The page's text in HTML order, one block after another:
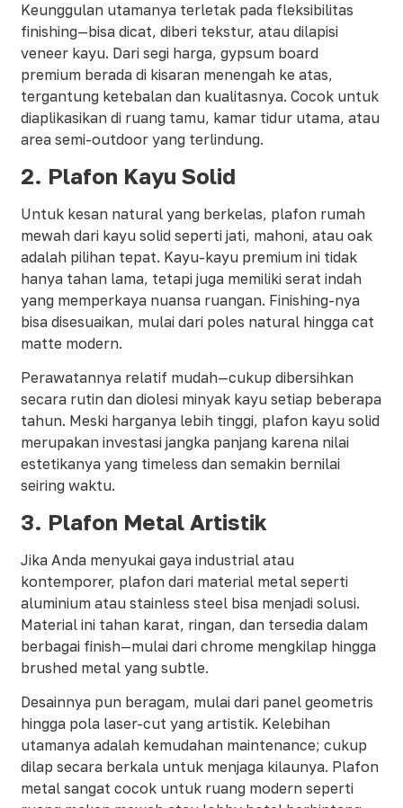
Keunggulan utamanya terletak pada fleksibilitas
finishing—bisa dicat, diberi tekstur, atau dilapisi
veneer kayu. Dari segi harga, gypsum board
premium berada di kisaran menengah ke atas,
tergantung ketebalan dan kualitasnya. Cocok untuk
diaplikasikan di ruang tamu, kamar tidur utama, atau
area semi-outdoor yang terlindung.
2. Plafon Kayu Solid
Untuk kesan natural yang berkelas, plafon rumah
mewah dari kayu solid seperti jati, mahoni, atau oak
adalah pilihan tepat. Kayu-kayu premium ini tidak
hanya tahan lama, tetapi juga memiliki serat indah
yang memperkaya nuansa ruangan. Finishing-nya
bisa disesuaikan, mulai dari poles natural hingga cat
matte modern.
Perawatannya relatif mudah—cukup dibersihkan
secara rutin dan diolesi minyak kayu setiap beberapa
tahun. Meski harganya lebih tinggi, plafon kayu solid
merupakan investasi jangka panjang karena nilai
estetikanya yang timeless dan semakin bernilai
seiring waktu.
3. Plafon Metal Artistik
Jika Anda menyukai gaya industrial atau
kontemporer, plafon dari material metal seperti
aluminium atau stainless steel bisa menjadi solusi.
Material ini tahan karat, ringan, dan tersedia dalam
berbagai finish—mulai dari chrome mengkilap hingga
brushed metal yang subtle.
Desainnya pun beragam, mulai dari panel geometris
hingga pola laser-cut yang artistik. Kelebihan
utamanya adalah kemudahan maintenance; cukup
dilap secara berkala untuk menjaga kilaunya. Plafon
metal sangat cocok untuk ruang modern seperti